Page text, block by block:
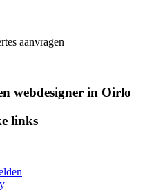
aanvragen
webdesigner in Oirlo
links